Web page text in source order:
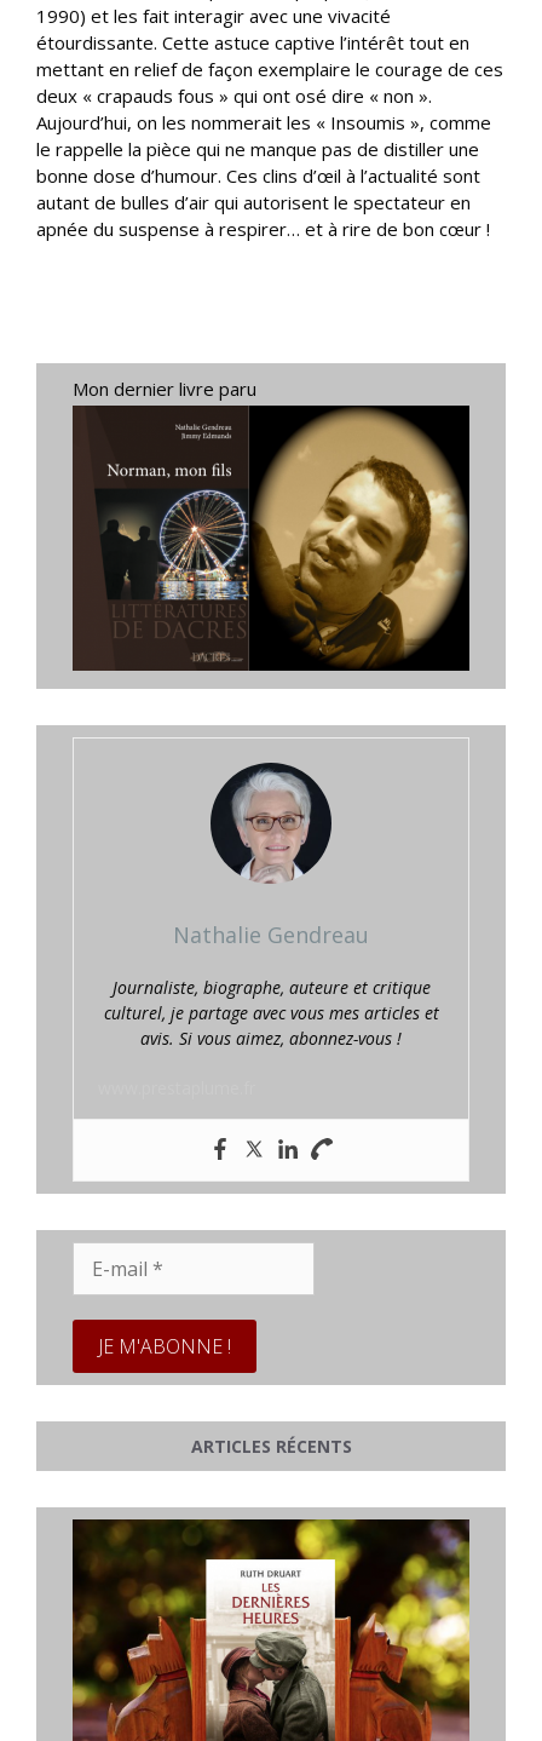
1990) et les fait interagir avec une vivacité
étourdissante. Cette astuce captive l’intérêt tout en
mettant en relief de façon exemplaire le courage de ces
deux « crapauds fous » qui ont osé dire « non ».
Aujourd’hui, on les nommerait les « Insoumis », comme
le rappelle la pièce qui ne manque pas de distiller une
bonne dose d’humour. Ces clins d’œil à l’actualité sont
autant de bulles d’air qui autorisent le spectateur en
apnée du suspense à respirer… et à rire de bon cœur !
Mon dernier livre paru
Nathalie Gendreau
Journaliste, biographe, auteure et critique
culturel, je partage avec vous mes articles et
avis. Si vous aimez, abonnez-vous !
mail
ARTICLES RÉCENTS